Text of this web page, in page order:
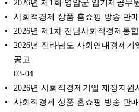
2026년 제1회 영암군 임기제공무
사회적경제 상품 홈쇼핑 방송 판
2026년 제1차 전남사회적경제통
2026년 전라남도 사회연대경제
공고
03-04
2026년 사회적경제기업 재정지원
사회적경제 상품 홈쇼핑 방송 판